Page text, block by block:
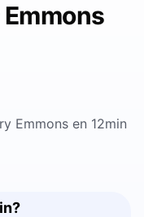
Emmons en 12min